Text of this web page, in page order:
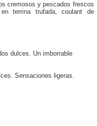
cremosos y pescados frescos
terrina trufada, coulant de
dulces. Un imborrable
Sensaciones ligeras.